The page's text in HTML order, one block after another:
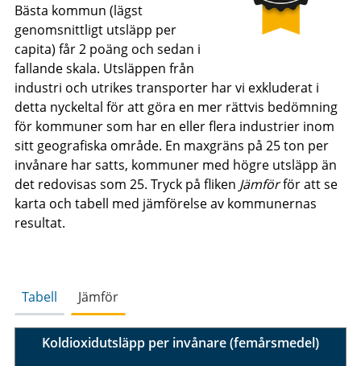
Bästa kommun (lägst
genomsnittligt utsläpp per
capita) får 2 poäng och sedan i
fallande skala. Utsläppen från
industri och utrikes transporter har vi exkluderat i
detta nyckeltal för att göra en mer rättvis bedömning
för kommuner som har en eller flera industrier inom
sitt geografiska område. En maxgräns på 25 ton per
invånare har satts, kommuner med högre utsläpp än
det redovisas som 25. Tryck på fliken Jämförför att se
karta och tabell med jämförelse av kommunernas
resultat.
Tabell Jämför
Koldioxidutsläpp per invånare (femårsmedel)